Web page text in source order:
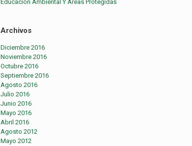
Educación Ambiental Y Áreas Protegidas
Archivos
Diciembre 2016
Noviembre 2016
Octubre 2016
Septiembre 2016
Agosto 2016
Julio 2016
Junio 2016
Mayo 2016
Abril 2016
Agosto 2012
Mayo 2012